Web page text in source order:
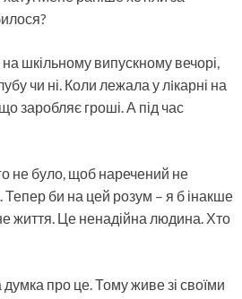
шкільному випускному вечорі,
чи ні. Коли лежала у лiкарні на
заробляє гроші. А під час
не було, щоб наречений не
Тепер би на цей розум – я б інакше
життя. Це ненадійна людина. Хто
про це. Тому живе зі своїми